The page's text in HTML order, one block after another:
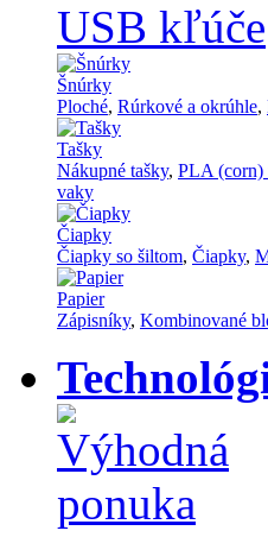
USB kľúče
Šnúrky
Ploché, Rúrkové a okrúhle,
Tašky
Nákupné tašky, PLA (corn)
vaky
Čiapky
Čiapky so šiltom, Čiapky,
Papier
Zápisníky, Kombinované